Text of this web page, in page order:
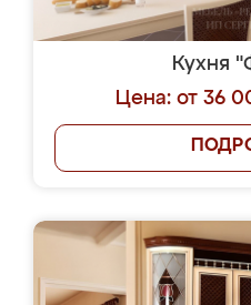
Кухня
Цена: от 36